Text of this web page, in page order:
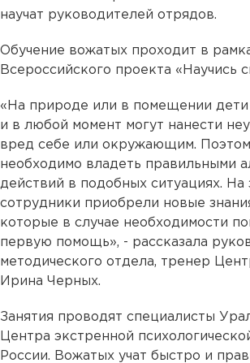
научат руководителей отрядов.
Обучение вожатых проходит в
Всероссийского проекта «Научись
«На природе или в помещении дети
и в любой момент могут нанести
вред себе или окружающим.
необходимо владеть правильными
действий в подобных ситуациях. На
сотрудники приобрели новые
которые в случае необходимости
первую помощь», - рассказала
методического отдела, тренер
Ирина Черных.
Занятия проводят специалисты
Центра экстренной
России. Вожатых учат быстро и